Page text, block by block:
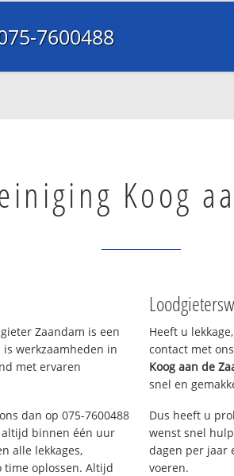
7600488
Koog
Zaandam is een
werkzaamheden in
met ervaren
dan op 075-7600488
binnen één uur
alle lekkages,
time oplossen. Altijd
Heeft u
contact met
Koog aan de
snel en
Dus heeft u
wenst snel
dagen per jaar
voeren.